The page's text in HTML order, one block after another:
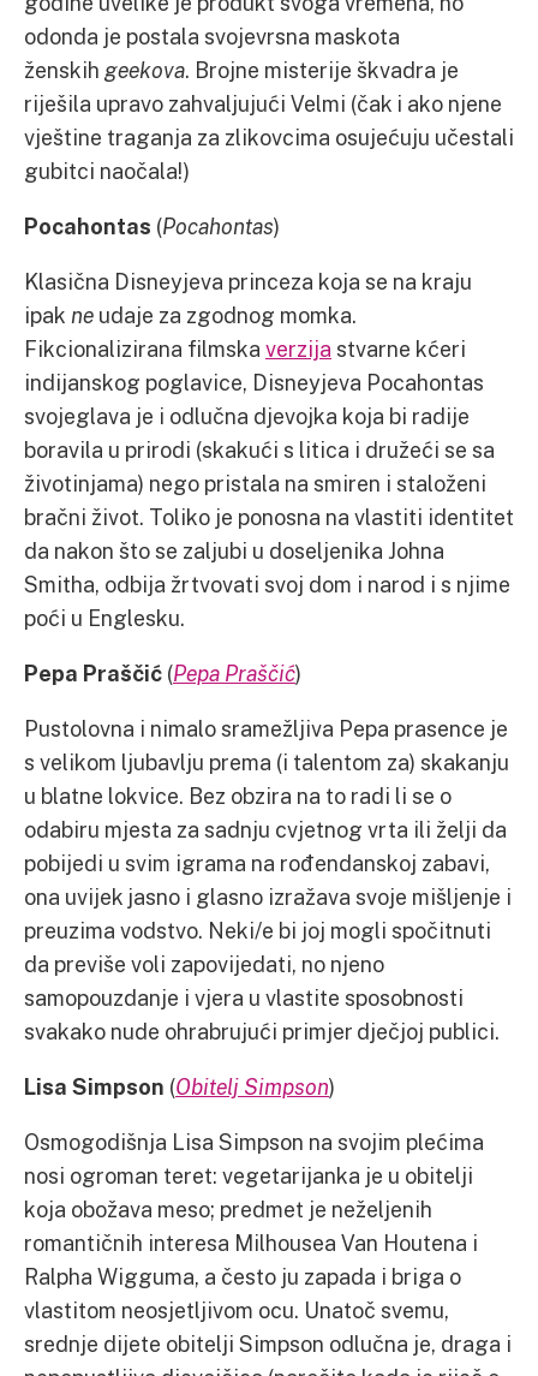
odonda je postala svojevrsna maskota
ženskih geekova. Brojne misterije škvadra je
riješila upravo zahvaljujući Velmi (čak i ako njene
vještine traganja za zlikovcima osujećuju učestali
gubitci naočala!)
Pocahontas (Pocahontas)
Klasična Disneyjeva princeza koja se na kraju
ipak ne udaje za zgodnog momka.
Fikcionalizirana filmska verzija stvarne kćeri
indijanskog poglavice, Disneyjeva Pocahontas
svojeglava je i odlučna djevojka koja bi radije
boravila u prirodi (skakući s litica i družeći se sa
životinjama) nego pristala na smiren i staloženi
bračni život. Toliko je ponosna na vlastiti identitet
da nakon što se zaljubi u doseljenika Johna
Smitha, odbija žrtvovati svoj dom i narod i s njime
poći u Englesku.
Pepa Praščić (Pepa Praščić)
Pustolovna i nimalo sramežljiva Pepa prasence je
s velikom ljubavlju prema (i talentom za) skakanju
u blatne lokvice. Bez obzira na to radi li se o
odabiru mjesta za sadnju cvjetnog vrta ili želji da
pobijedi u svim igrama na rođendanskoj zabavi,
ona uvijek jasno i glasno izražava svoje mišljenje i
preuzima vodstvo. Neki/e bi joj mogli spočitnuti
da previše voli zapovijedati, no njeno
samopouzdanje i vjera u vlastite sposobnosti
svakako nude ohrabrujući primjer dječjoj publici.
Lisa Simpson (Obitelj Simpson)
Osmogodišnja Lisa Simpson na svojim plećima
nosi ogroman teret: vegetarijanka je u obitelji
koja obožava meso; predmet je neželjenih
romantičnih interesa Milhousea Van Houtena i
Ralpha Wigguma, a često ju zapada i briga o
vlastitom neosjetljivom ocu. Unatoč svemu,
srednje dijete obitelji Simpson odlučna je, draga i